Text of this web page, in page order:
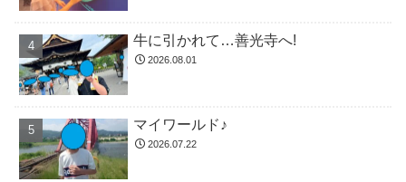
牛に引かれて…善光寺へ!
2026.08.01
マイワールド♪
2026.07.22